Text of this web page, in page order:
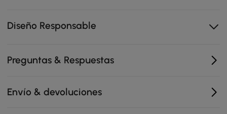
Diseño Responsable
Preguntas & Respuestas
Envío & devoluciones